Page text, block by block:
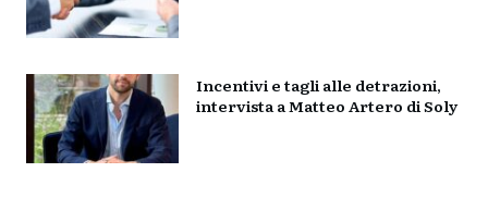
Incentivi e tagli alle detrazioni,
intervista a Matteo Artero di Soly